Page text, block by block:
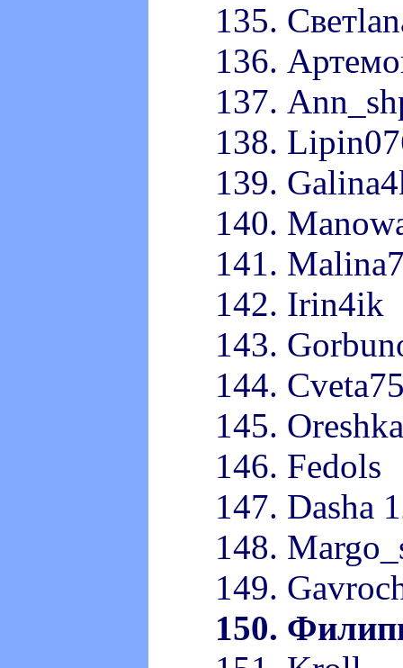
135.
136.
137.
138.
139.
140.
141.
142. Irin4ik
143.
144.
145. Oreshka
146. Fedols
147. Dasha
148.
149.
150.